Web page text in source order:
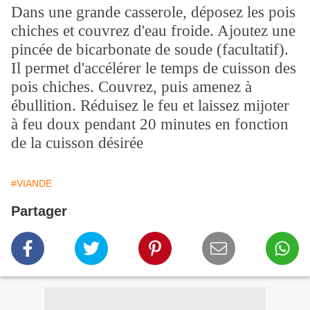
Dans une grande casserole, déposez les pois
chiches et couvrez d'eau froide. Ajoutez une
pincée de bicarbonate de soude (facultatif).
Il permet d'accélérer le temps de cuisson des
pois chiches. Couvrez, puis amenez à
ébullition. Réduisez le feu et laissez mijoter
à feu doux pendant 20 minutes en fonction
de la cuisson désirée
#VIANDE
Partager